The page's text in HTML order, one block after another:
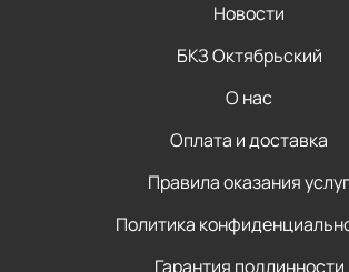
Новости
БКЗ Октябрьский
О нас
Оплата и доставка
Правила оказания услуг
Политика
Гарантия подлинности